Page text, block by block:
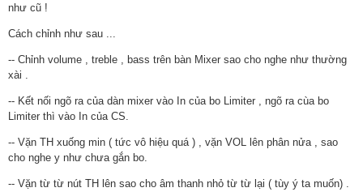
như cũ !
Cách chỉnh như sau ...
-- Chỉnh volume , treble , bass trên bàn Mixer sao cho nghe như thường
xài .
-- Kết nối ngõ ra của dàn mixer vào In của bo Limiter , ngõ ra cùa bo
Limiter thì vào In của CS.
-- Vặn TH xuống min ( tức vô hiệu quá ) , vặn VOL lên phân nửa , sao
cho nghe y như chưa gắn bo.
-- Vặn từ từ nút TH lên sao cho âm thanh nhỏ từ từ lại ( tùy ý ta muốn) .